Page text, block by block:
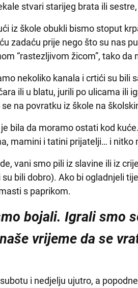
stvari starijeg brata ili
iz škole obukli bismo stoput
zadaću prije nego što su nas
“rastezljivom žicom”, tako da
nekoliko kanala i crtići su bili
ili u blatu, jurili po ulicama ili
na povratku iz škole na
bila da moramo ostati kod
mamini i tatini prijatelji… i nitko
vani smo pili iz slavine ili iz
bili dobro). Ako bi ogladnjeli
s paprikom.
bojali. Igrali smo
vrijeme da se
i nedjelju ujutro, a